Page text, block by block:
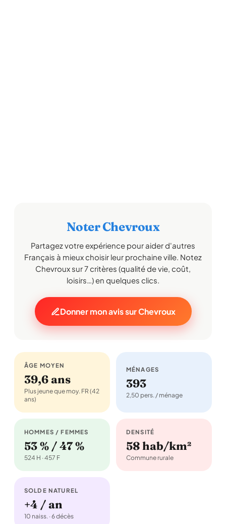
Noter Chevroux
Partagez votre expérience pour aider d'autres
Français à mieux choisir leur prochaine ville. Notez
Chevroux sur 7 critères (qualité de vie, coût,
loisirs…) en quelques clics.
Donner mon avis sur Chevroux
ÂGE MOYEN
39,6 ans
Plus jeune que moy. FR (42
ans)
MÉNAGES
393
2,50 pers. / ménage
HOMMES / FEMMES
53 % / 47 %
524 H · 457 F
DENSITÉ
58 hab/km²
Commune rurale
SOLDE NATUREL
+4 / an
10 naiss. · 6 décès